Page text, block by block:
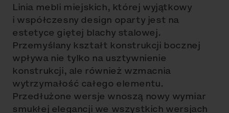
Linia mebli miejskich, której wyjątkowy
i współczesny design oparty jest na
estetyce giętej blachy stalowej.
Przemyślany kształt konstrukcji bocznej
wpływa nie tylko na usztywnienie
konstrukcji, ale również wzmacnia
wytrzymałość całego elementu.
Przedłużone wersje wnoszą nowy wymiar
smukłej elegancji we wszystkich wersjach